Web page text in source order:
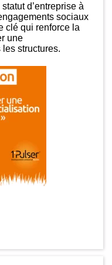
d’entreprise à
sociaux
clé qui renforce la
une
structures.